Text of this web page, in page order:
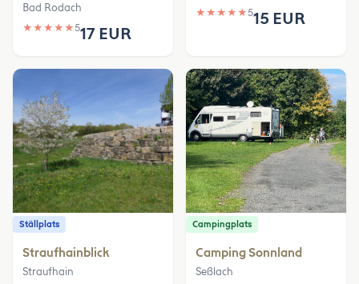
Bad Rodach
★ ★ ★ ★ ★517 EUR
★ ★ ★ ★ ★515 EUR
Ställplats
Straufhainblick
Straufhain
Campingplats
Camping Sonnland
Seßlach